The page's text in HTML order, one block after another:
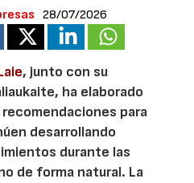
28/07/2026
, junto con su
ha elaborado
para
desarrollando
durante las
de forma natural. La